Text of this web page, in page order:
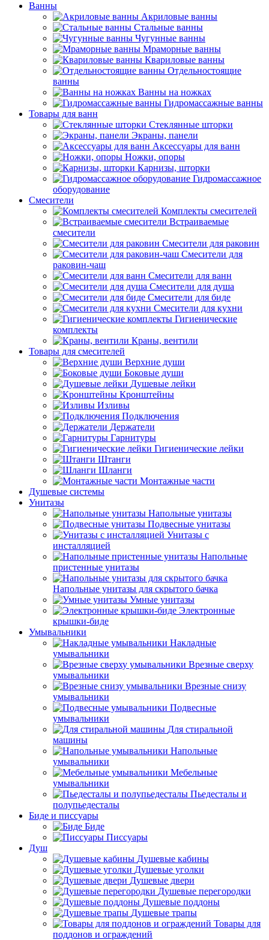
Ванны
Акриловые ванны
Стальные ванны
Чугунные ванны
Мраморные ванны
Квариловые ванны
Отдельностоящие
ванны
Ванны на ножках
Гидромассажные ванны
Товары для ванн
Стеклянные шторки
Экраны, панели
Аксессуары для ванн
Ножки, опоры
Карнизы, шторки
Гидромассажное
оборудование
Смесители
Комплекты смесителей
Встраиваемые
смесители
Смесители для раковин
Смесители для
раковин-чаш
Смесители для ванн
Смесители для душа
Смесители для биде
Смесители для кухни
Гигиенические
комплекты
Краны, вентили
Товары для смесителей
Верхние души
Боковые души
Душевые лейки
Кронштейны
Изливы
Подключения
Держатели
Гарнитуры
Гигиенические лейки
Штанги
Шланги
Монтажные части
Душевые системы
Унитазы
Напольные унитазы
Подвесные унитазы
Унитазы с
инсталляцией
Напольные
пристенные унитазы
Напольные унитазы для скрытого бачка
Умные унитазы
Электронные
крышки-биде
Умывальники
Накладные
умывальники
Врезные сверху
умывальники
Врезные снизу
умывальники
Подвесные
умывальники
Для стиральной
машины
Напольные
умывальники
Мебельные
умывальники
Пьедесталы и
полупьедесталы
Биде и писсуары
Биде
Писсуары
Душ
Душевые кабины
Душевые уголки
Душевые двери
Душевые перегородки
Душевые поддоны
Душевые трапы
Товары для
поддонов и ограждений